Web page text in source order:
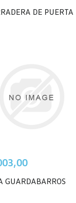
DE PUERTA
GUARDABARROS